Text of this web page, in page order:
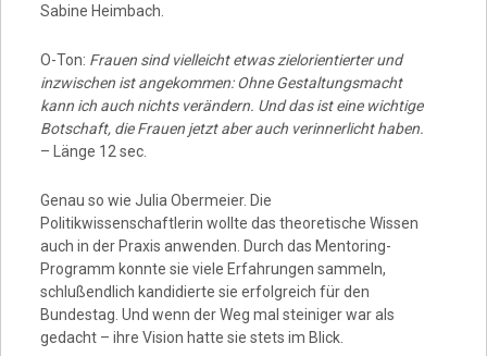
Sabine Heimbach.
O-Ton: Frauen sind vielleicht etwas zielorientierter und
inzwischen ist angekommen: Ohne Gestaltungsmacht
kann ich auch nichts verändern. Und das ist eine wichtige
Botschaft, die Frauen jetzt aber auch verinnerlicht haben.
– Länge 12 sec.
Genau so wie Julia Obermeier. Die
Politikwissenschaftlerin wollte das theoretische Wissen
auch in der Praxis anwenden. Durch das Mentoring-
Programm konnte sie viele Erfahrungen sammeln,
schlußendlich kandidierte sie erfolgreich für den
Bundestag. Und wenn der Weg mal steiniger war als
gedacht – ihre Vision hatte sie stets im Blick.